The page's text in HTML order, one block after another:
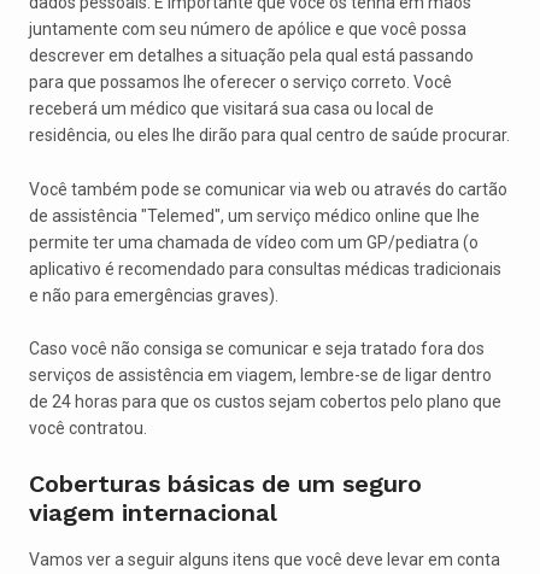
juntamente com seu número de apólice e que você possa
descrever em detalhes a situação pela qual está passando
para que possamos lhe oferecer o serviço correto. Você
receberá um médico que visitará sua casa ou local de
residência, ou eles lhe dirão para qual centro de saúde procurar.
Você também pode se comunicar via web ou através do cartão
de assistência "Telemed", um serviço médico online que lhe
permite ter uma chamada de vídeo com um GP/pediatra (o
aplicativo é recomendado para consultas médicas tradicionais
e não para emergências graves).
Caso você não consiga se comunicar e seja tratado fora dos
serviços de assistência em viagem, lembre-se de ligar dentro
de 24 horas para que os custos sejam cobertos pelo plano que
você contratou.
Coberturas básicas de um seguro
viagem internacional
Vamos ver a seguir alguns itens que você deve levar em conta